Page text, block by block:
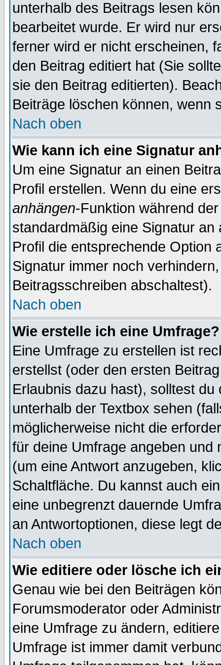
unterhalb des Beitrags lesen
bearbeitet wurde. Er wird nur
ferner wird er nicht erscheinen,
den Beitrag editiert hat (Sie
sie den Beitrag editierten).
Beiträge löschen können, wenn
Nach oben
Wie kann ich eine Signatur
Um eine Signatur an einen
Profil erstellen. Wenn du eine
anhängen-Funktion während
standardmäßig eine Signatur
Profil die entsprechende Option
Signatur immer noch
Beitragsschreiben abschaltest).
Nach oben
Wie erstelle ich eine Umfrage?
Eine Umfrage zu erstellen ist
erstellst (oder den ersten
Erlaubnis dazu hast), solltest
unterhalb der Textbox sehen
möglicherweise nicht die
für deine Umfrage angeben und
(um eine Antwort anzugeben,
Schaltfläche. Du kannst auch
eine unbegrenzt dauernde
an Antwortoptionen, diese legt
Nach oben
Wie editiere oder lösche ich
Genau wie bei den Beiträgen
Forumsmoderator oder
eine Umfrage zu ändern,
Umfrage ist immer damit